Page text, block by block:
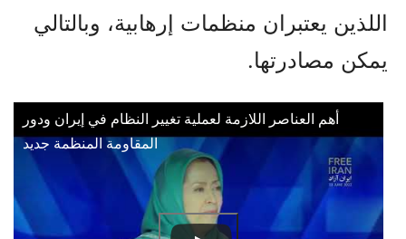
اللذين يعتبران منظمات إرهابية، وبالتالي
يمكن مصادرتها.
أهم العناصر اللازمة لعملية تغيير النظام في إيران ودور
المقاومة المنظمة جدید